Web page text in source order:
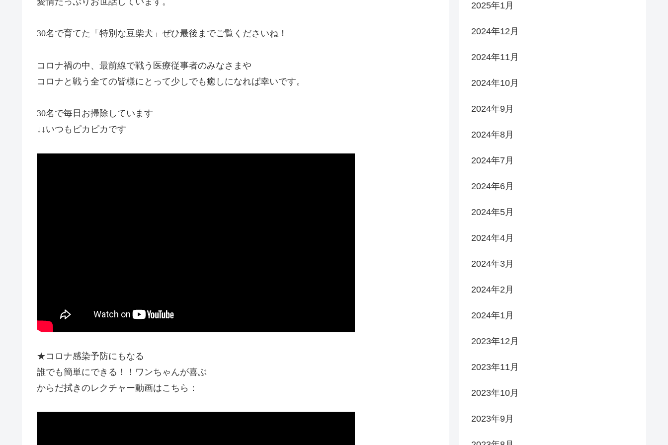
30名で育てた「特別な豆柴犬」ぜひ最後までご覧くださいね！
コロナ禍の中、最前線で戦う医療従事者のみなさまや
コロナと戦う全ての皆様にとって少しでも癒しになれば幸いです。
30名で毎日お掃除しています
↓↓いつもピカピカです
★コロナ感染予防にもなる
誰でも簡単にできる！！ワンちゃんが喜ぶ
からだ拭きのレクチャー動画はこちら：
2025年1月
2024年12月
2024年11月
2024年10月
2024年9月
2024年8月
2024年7月
2024年6月
2024年5月
2024年4月
2024年3月
2024年2月
2024年1月
2023年12月
2023年11月
2023年10月
2023年9月